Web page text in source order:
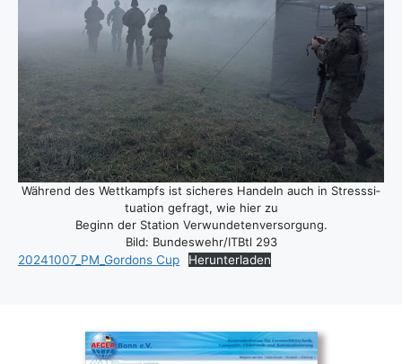
Wäh­rend des Wett­kampfs ist siche­res Han­deln auch in Stress­si­
tua­ti­on gefragt, wie hier zu
Beginn der Sta­ti­on Ver­wun­de­ten­ver­sor­gung.
Bild: Bundeswehr/ITBtl 293
20241007_PM_Gordons Cup
Her­un­ter­la­den